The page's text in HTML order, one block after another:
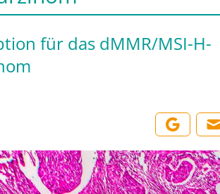
für das dMMR/MSI-H-